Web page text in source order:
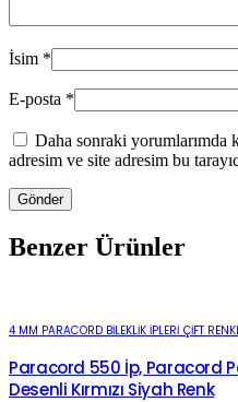
İsim *
E-posta *
Daha sonraki yorumlarımda
adresim ve site adresim bu
Benzer Ürünler
4 MM PARACORD BILEKLIK İPLERI ÇIFT
Paracord 550 İp, Paracord
Desenli Kırmızı Siyah Renk